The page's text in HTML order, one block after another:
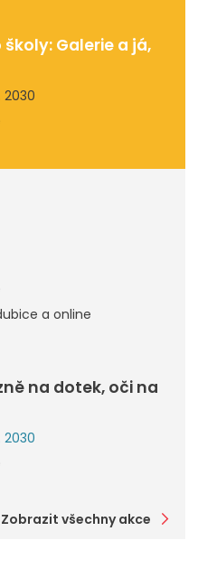
Galerie a já,
2030
a online
na dotek, oči na
2030
Zobrazit všechny akce